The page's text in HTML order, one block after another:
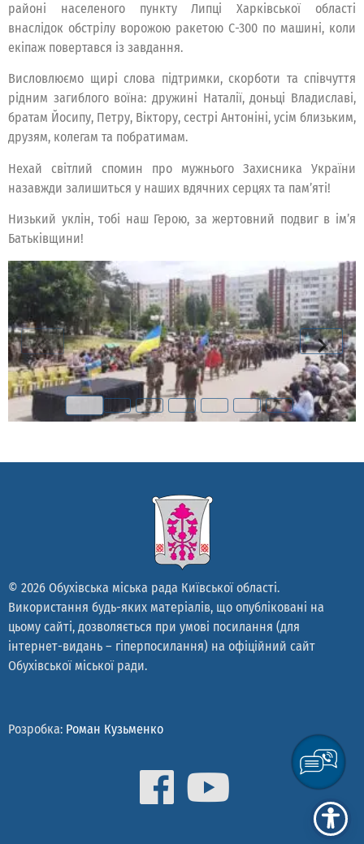
районі населеного пункту Липці Харківської області
внаслідок обстрілу ворожою ракетою С-300 по машині, коли
екіпаж повертався із завдання.
Висловлюємо щирі слова підтримки, скорботи та співчуття
рідним загиблого воїна: дружині Наталії, доньці Владиславі,
братам Йосипу, Петру, Віктору, сестрі Антоніні, усім близьким,
друзям, колегам та побратимам.
Нехай світлий спомин про мужнього Захисника України
назавжди залишиться у наших вдячних серцях та пам’яті!
Низький уклін, тобі наш Герою, за жертовний подвиг в ім’я
Батьківщини!
© 2026 Обухівська міська рада Київської області.
Використання будь-яких матеріалів, що опубліковані на
цьому сайті, дозволяється при умові посилання (для
інтернет-видань – гіперпосилання) на офіційний сайт
Обухівської міської ради.
Розробка: Роман Кузьменко